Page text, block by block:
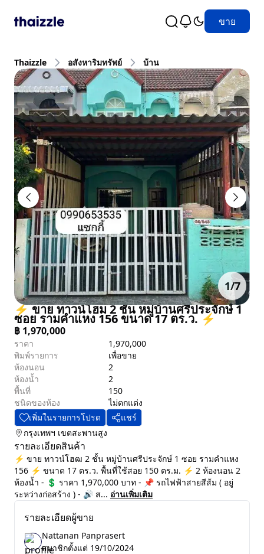
ขาย
Thaizzle อสังหาริมทรัพย์ บ้าน
1/7
⚡ ขาย ทาวน์โฮม 2 ชั้น หมู่บ้านศรีประจักษ์ 1
ซอย รามคำแหง 156 ขนาด 17 ตร.ว. ⚡
฿ 1,970,000
ราคา
1,970,000
พิมพ์รายการ
เพื่อขาย
ห้องนอน
2
ห้องน้ำ
2
พื้นที่
150
ชนิดของห้อง
ไม่ตกแต่ง
เพิ่มในรายการโปรด
แชร์
กรุงเทพฯ เขตสะพานสูง
รายละเอียดสินค้า
⚡ ขาย ทาวน์โฮฒ 2 ชั้น หมู่บ้านศรีประจักษ์ 1 ซอย รามคำแหง
156 ⚡ ขนาด 17 ตร.ว. พื้นที่ใช้สอย 150 ตร.ม. ⚡ 2 ห้องนอน 2
ห้องน้ำ - 💲 ราคา 1,970,000 บาท - 📌 รถไฟฟ้าสายสีส้ม ( อยู่
ระหว่างก่อสร้าง ) - 🔊 ส... อ่านเพิ่มเติม
รายละเอียดผู้ขาย
Nattanan Panprasert
สมาชิกตั้งแต่ 19/10/2024